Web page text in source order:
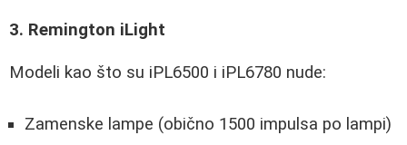
3. Remington iLight
Modeli kao što su iPL6500 i iPL6780 nude:
Zamenske lampe (obično 1500 impulsa po lampi)